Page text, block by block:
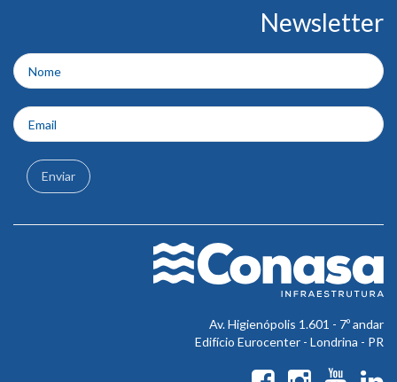
rodapé
Newsletter
Enviar
Av. Higienópolis 1.601 - 7º andar
Edifício Eurocenter - Londrina - PR